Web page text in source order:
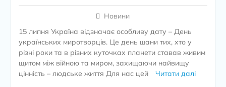
Новини
15 липня Україна відзначає особливу дату – День
українських миротворців. Це день шани тих, хто у
різні роки та в різних куточках планети ставав живим
щитом між війною та миром, захищаючи найвищу
цінність – людське життя Для нас цей
Читати далі